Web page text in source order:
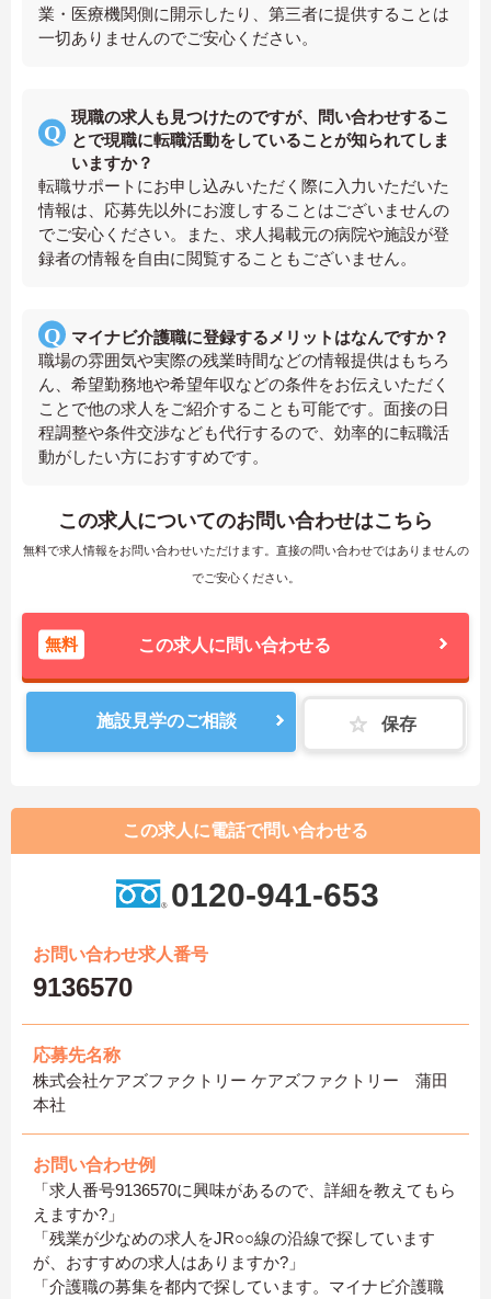
業・医療機関側に開示したり、第三者に提供することは
一切ありませんのでご安心ください。
現職の求人も見つけたのですが、問い合わせするこ
とで現職に転職活動をしていることが知られてしま
いますか？
転職サポートにお申し込みいただく際に入力いただいた
情報は、応募先以外にお渡しすることはございませんの
でご安心ください。また、求人掲載元の病院や施設が登
録者の情報を自由に閲覧することもございません。
マイナビ介護職に登録するメリットはなんですか？
職場の雰囲気や実際の残業時間などの情報提供はもちろ
ん、希望勤務地や希望年収などの条件をお伝えいただく
ことで他の求人をご紹介することも可能です。面接の日
程調整や条件交渉なども代行するので、効率的に転職活
動がしたい方におすすめです。
この求人についてのお問い合わせはこちら
無料で求人情報をお問い合わせいただけます。直接の問い合わせではありませんの
でご安心ください。
無料 この求人に問い合わせる
施設見学のご相談 保存
この求人に電話で問い合わせる
0120-941-653
お問い合わせ求人番号
9136570
応募先名称
株式会社ケアズファクトリー ケアズファクトリー 蒲田
本社
お問い合わせ例
「求人番号9136570に興味があるので、詳細を教えてもら
えますか?」
「残業が少なめの求人をJR○○線の沿線で探しています
が、おすすめの求人はありますか?」
「介護職の募集を都内で探しています。マイナビ介護職